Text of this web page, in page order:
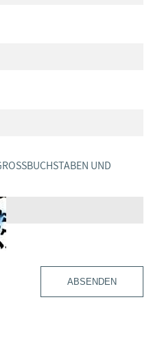
UND Z
ABSENDEN